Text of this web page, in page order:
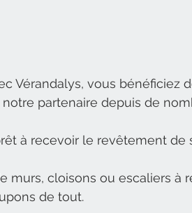
Vérandalys, vous bénéficiez
partenaire depuis de
à recevoir le revêtement de
murs, cloisons ou escaliers à
de tout.